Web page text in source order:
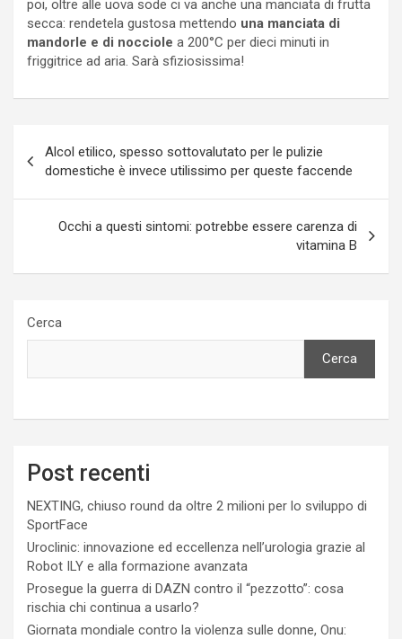
poi, oltre alle uova sode ci va anche una manciata di frutta
secca: rendetela gustosa mettendo una manciata di
mandorle e di nocciole a 200°C per dieci minuti in
friggitrice ad aria. Sarà sfiziosissima!
articoli
Alcol etilico, spesso sottovalutato per le pulizie
domestiche è invece utilissimo per queste faccende
Occhi a questi sintomi: potrebbe essere carenza di
vitamina B
Cerca
Cerca
Post recenti
NEXTING, chiuso round da oltre 2 milioni per lo sviluppo di
SportFace
Uroclinic: innovazione ed eccellenza nell’urologia grazie al
Robot ILY e alla formazione avanzata
Prosegue la guerra di DAZN contro il “pezzotto”: cosa
rischia chi continua a usarlo?
Giornata mondiale contro la violenza sulle donne, Onu: